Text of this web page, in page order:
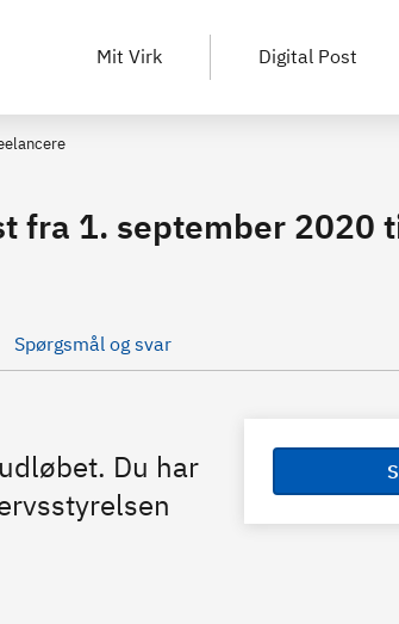
Mit Virk
Digital Post
fra 1. september 2020
Spørgsmål og svar
Du har